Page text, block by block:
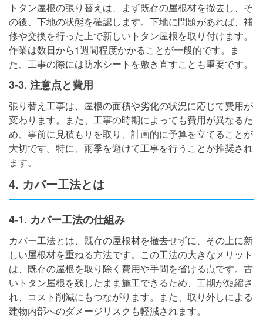
トタン屋根の張り替えは、まず既存の屋根材を撤去し、そ
の後、下地の状態を確認します。下地に問題があれば、補
修や交換を行った上で新しいトタン屋根を取り付けます。
作業は数日から1週間程度かかることが一般的です。ま
た、工事の際には防水シートを敷き直すことも重要です。
3-3. 注意点と費用
張り替え工事は、屋根の面積や劣化の状況に応じて費用が
変わります。また、工事の時期によっても費用が異なるた
め、事前に見積もりを取り、計画的に予算を立てることが
大切です。特に、雨季を避けて工事を行うことが推奨され
ます。
4. カバー工法とは
4-1. カバー工法の仕組み
カバー工法とは、既存の屋根材を撤去せずに、その上に新
しい屋根材を重ねる方法です。この工法の大きなメリット
は、既存の屋根を取り除く費用や手間を省ける点です。古
いトタン屋根を残したまま施工できるため、工期が短縮さ
れ、コスト削減にもつながります。また、取り外しによる
建物内部へのダメージリスクも軽減されます。